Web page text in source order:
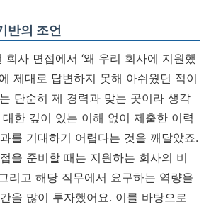
반의 조언
회사 면접에서 ‘왜 우리 회사에 지원했
제대로 답변하지 못해 아쉬웠던 적이
단순히 제 경력과 맞는 곳이라 생각
한 깊이 있는 이해 없이 제출한 이력
를 기대하기 어렵다는 것을 깨달았죠.
을 준비할 때는 지원하는 회사의 비
리고 해당 직무에서 요구하는 역량을
을 많이 투자했어요. 이를 바탕으로